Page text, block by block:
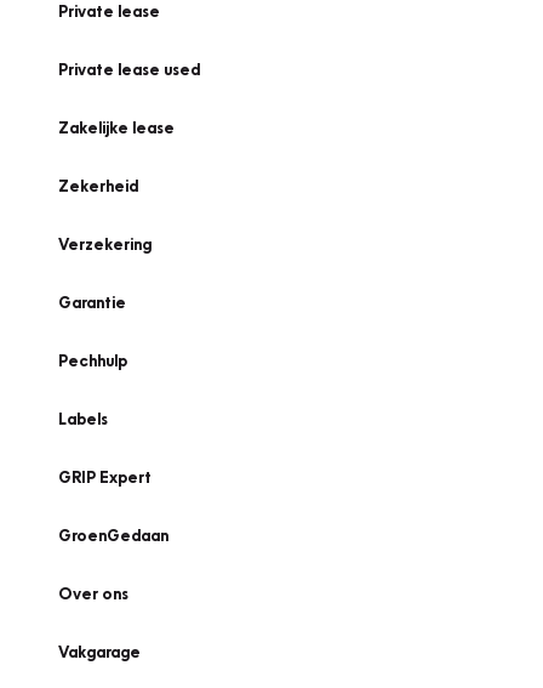
Private lease
Private lease used
Zakelijke lease
Zekerheid
Verzekering
Garantie
Pechhulp
Labels
GRIP Expert
GroenGedaan
Over ons
Vakgarage